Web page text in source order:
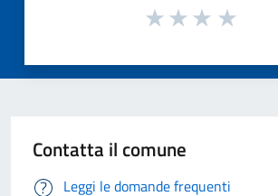
Contatta il comune
Leggi le domande frequenti